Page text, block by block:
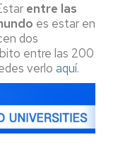
entre las
es estar en
dos
entre las 200
verlo aquí.